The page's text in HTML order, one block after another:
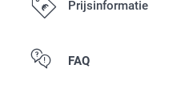
Prijsinformatie
Alle prijzen zijn in EURO
FAQ